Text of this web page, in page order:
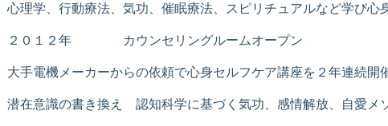
心理学、行動療法、気功、催眠療法、スピリチュアルなど学び心
２０１２年 カウンセリングルームオープン
大手電機メーカーからの依頼で心身セルフケア講座を２年連続開
潜在意識の書き換え 認知科学に基づく気功、感情解放、自愛メ